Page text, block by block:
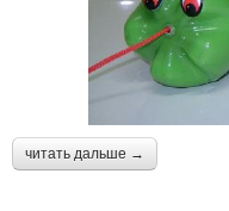
читать дальше →